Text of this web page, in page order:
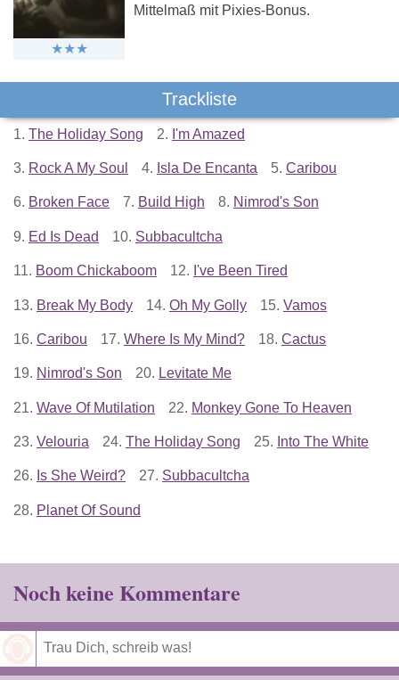
Mittelmaß mit Pixies-Bonus.
Trackliste
1. The Holiday Song 2. I'm Amazed
3. Rock A My Soul 4. Isla De Encanta 5. Caribou
6. Broken Face 7. Build High 8. Nimrod's Son
9. Ed Is Dead 10. Subbacultcha
11. Boom Chickaboom 12. I've Been Tired
13. Break My Body 14. Oh My Golly 15. Vamos
16. Caribou 17. Where Is My Mind? 18. Cactus
19. Nimrod's Son 20. Levitate Me
21. Wave Of Mutilation 22. Monkey Gone To Heaven
23. Velouria 24. The Holiday Song 25. Into The White
26. Is She Weird? 27. Subbacultcha
28. Planet Of Sound
Noch keine Kommentare